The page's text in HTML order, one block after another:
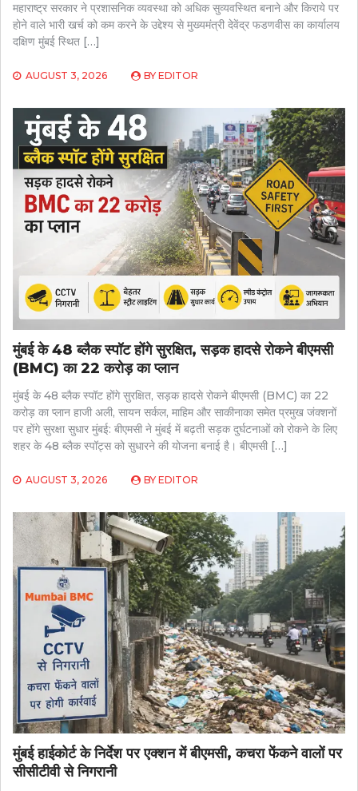
महाराष्ट्र सरकार ने प्रशासनिक व्यवस्था को अधिक सुव्यवस्थित बनाने और किराये पर
होने वाले भारी खर्च को कम करने के उद्देश्य से मुख्यमंत्री देवेंद्र फडणवीस का कार्यालय
दक्षिण मुंबई स्थित […]
AUGUST 3, 2026 BY EDITOR
मुंबई के 48 ब्लैक स्पॉट होंगे सुरक्षित, सड़क हादसे रोकने बीएमसी
(BMC) का 22 करोड़ का प्लान
मुंबई के 48 ब्लैक स्पॉट होंगे सुरक्षित, सड़क हादसे रोकने बीएमसी (BMC) का 22
करोड़ का प्लान हाजी अली, सायन सर्कल, माहिम और साकीनाका समेत प्रमुख जंक्शनों
पर होंगे सुरक्षा सुधार मुंबई: बीएमसी ने मुंबई में बढ़ती सड़क दुर्घटनाओं को रोकने के लिए
शहर के 48 ब्लैक स्पॉट्स को सुधारने की योजना बनाई है। बीएमसी […]
AUGUST 3, 2026 BY EDITOR
मुंबई हाईकोर्ट के निर्देश पर एक्शन में बीएमसी, कचरा फेंकने वालों पर
सीसीटीवी से निगरानी